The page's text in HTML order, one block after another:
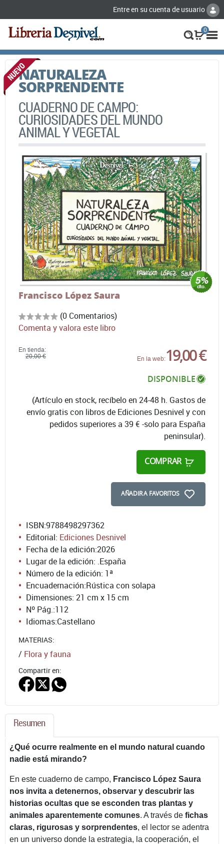
Entre en su cuenta de usuario
0
NATURALEZA
SORPRENDENTE
CUADERNO DE CAMPO:
CURIOSIDADES DEL MUNDO
ANIMAL Y VEGETAL
Francisco López Saura
(0 Comentarios)
Comenta y valora este libro
En tienda:
20,00 €
En la web:19,00 €
DISPONIBLE
(Artículo en stock, recíbelo en 24-48 h. Gastos de
envío gratis con libros de Ediciones Desnivel y con
pedidos superiores a 39 € -solo para España
peninsular).
COMPRAR
AÑADIR A FAVORITOS
ISBN:9788498297362
Editorial: Ediciones Desnivel
Fecha de la edición:2026
Lugar de la edición: .España
Número de la edición: 1ª
Encuadernación:Rústica con solapa
Dimensiones: 21 cm x 15 cm
Nº Pág.:112
Idiomas:Castellano
MATERIAS:
/ Flora y fauna
Compartir en:
Resumen
¿Qué ocurre realmente en el mundo natural cuando
nadie está mirando?
En este cuaderno de campo, Francisco López Saura
nos invita a detenernos, observar y descubrir las
historias ocultas que se esconden tras plantas y
animales aparentemente comunes. A través de fichas
claras, rigurosas y sorprendentes, el lector se adentra
en un universo donde la estrategia, la cooperación, el